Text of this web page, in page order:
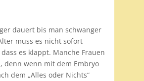
dauert bis man schwanger
muss es nicht sofort
es klappt. Manche Frauen
denn wenn mit dem Embryo
dem „Alles oder Nichts“